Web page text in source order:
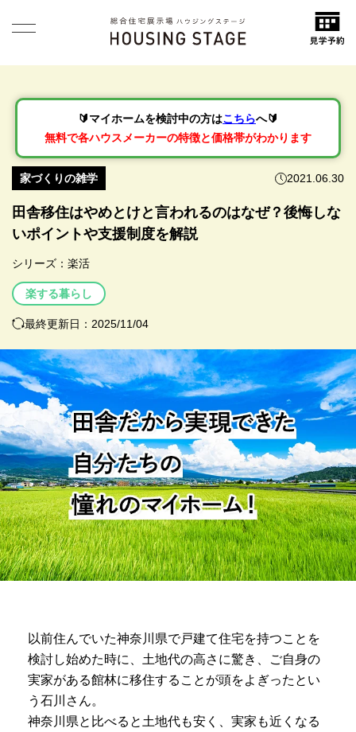
🔰マイホームを検討中の方はこちらへ🔰
無料で各ハウスメーカーの特徴と価格帯がわかります
家づくりの雑学 2021.06.30
田舎移住はやめとけと言われるのはなぜ？後悔しな
いポイントや支援制度を解説
シリーズ： 楽活
楽する暮らし
最終更新日：2025/11/04
以前住んでいた神奈川県で戸建て住宅を持つことを
検討し始めた時に、土地代の高さに驚き、ご自身の
実家がある館林に移住することが頭をよぎったとい
う石川さん。
神奈川県と比べると土地代も安く、実家も近くなる